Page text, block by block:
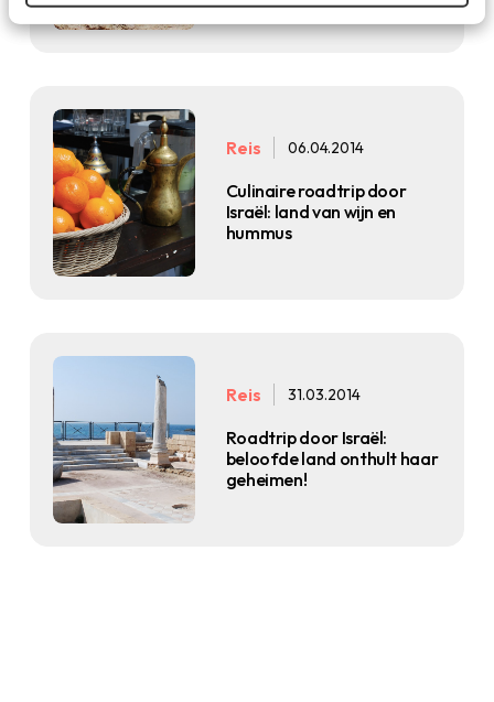
Reis 06.04.2014
Culinaire roadtrip door
Israël: land van wijn en
hummus
Reis 31.03.2014
Roadtrip door Israël:
beloofde land onthult haar
geheimen!